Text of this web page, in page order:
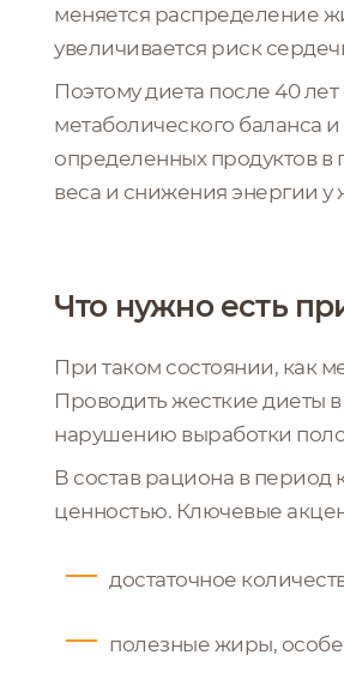
меняется распределение
увеличивается риск
Поэтому диета после 40
метаболического
определенных продуктов в
веса и снижения энергии
Что нужно есть
При таком состоянии, как
Проводить жесткие диеты в
нарушению выработки
В состав рациона в период
ценностью. Ключевые
достаточное
полезные жиры,